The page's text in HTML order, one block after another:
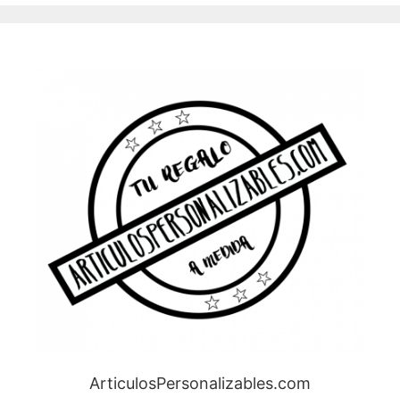
ArticulosPersonalizables.com